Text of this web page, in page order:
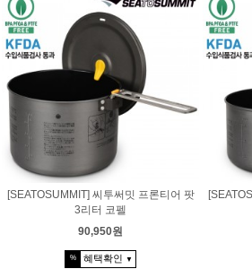
[SEATOSUMMIT] 씨투써밋 프론티어 팟
3리터 코펠
90,950원
% 혜택확인 ▼